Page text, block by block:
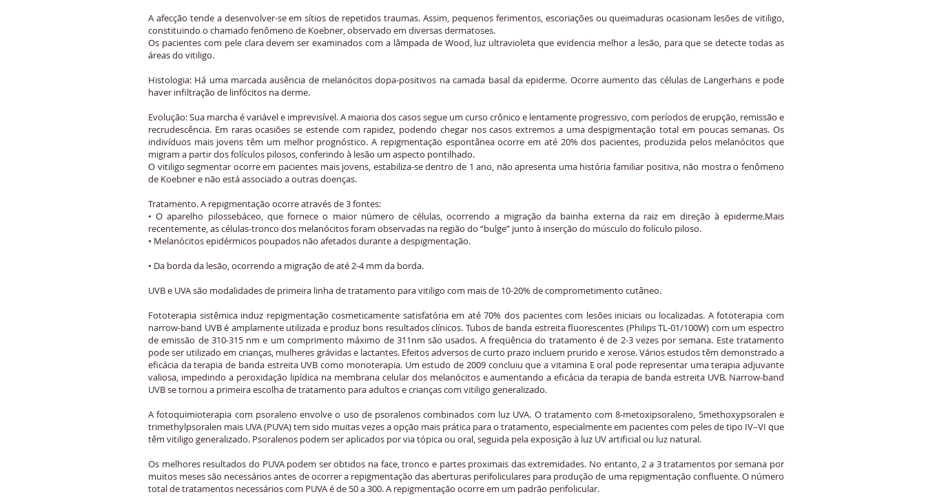
A afecção tende a desenvolver-se em sítios de repetidos traumas. Assim, pequenos ferimentos, escoriações ou queimaduras ocasionam lesões de vitiligo,
constituindo o chamado fenômeno de Koebner, observado em diversas dermatoses.
Os pacientes com pele clara devem ser examinados com a lâmpada de Wood, luz ultravioleta que evidencia melhor a lesão, para que se detecte todas as
áreas do vitiligo.
Histologia: Há uma marcada ausência de melanócitos dopa-positivos na camada basal da epiderme. Ocorre aumento das células de Langerhans e pode
haver infiltração de linfócitos na derme.
Evolução: Sua marcha é variável e imprevisível. A maioria dos casos segue um curso crônico e lentamente progressivo, com períodos de erupção, remissão e
recrudescência. Em raras ocasiões se estende com rapidez, podendo chegar nos casos extremos a uma despigmentação total em poucas semanas. Os
indivíduos mais jovens têm um melhor prognóstico. A repigmentação espontânea ocorre em até 20% dos pacientes, produzida pelos melanócitos que
migram a partir dos folículos pilosos, conferindo à lesão um aspecto pontilhado.
O vitiligo segmentar ocorre em pacientes mais jovens, estabiliza-se dentro de 1 ano, não apresenta uma história familiar positiva, não mostra o fenômeno
de Koebner e não está associado a outras doenças.
Tratamento. A repigmentação ocorre através de 3 fontes:
• O aparelho pilossebáceo, que fornece o maior número de células, ocorrendo a migração da bainha externa da raiz em direção à epiderme.Mais
recentemente, as células-tronco dos melanócitos foram observadas na região do “bulge” junto à inserção do músculo do folículo piloso.
• Melanócitos epidérmicos poupados não afetados durante a despigmentação.
• Da borda da lesão, ocorrendo a migração de até 2-4 mm da borda.
UVB e UVA são modalidades de primeira linha de tratamento para vitiligo com mais de 10-20% de comprometimento cutâneo.
Fototerapia sistêmica induz repigmentação cosmeticamente satisfatória em até 70% dos pacientes com lesões iniciais ou localizadas. A fototerapia com
narrow-band UVB é amplamente utilizada e produz bons resultados clínicos. Tubos de banda estreita fluorescentes (Philips TL-01/100W) com um espectro
de emissão de 310-315 nm e um comprimento máximo de 311nm são usados. A freqüência do tratamento é de 2-3 vezes por semana. Este tratamento
pode ser utilizado em crianças, mulheres grávidas e lactantes. Efeitos adversos de curto prazo incluem prurido e xerose. Vários estudos têm demonstrado a
eficácia da terapia de banda estreita UVB como monoterapia. Um estudo de 2009 concluiu que a vitamina E oral pode representar uma terapia adjuvante
valiosa, impedindo a peroxidação lipídica na membrana celular dos melanócitos e aumentando a eficácia da terapia de banda estreita UVB. Narrow-band
UVB se tornou a primeira escolha de tratamento para adultos e crianças com vitiligo generalizado.
A fotoquimioterapia com psoraleno envolve o uso de psoralenos combinados com luz UVA. O tratamento com 8-metoxipsoraleno, 5methoxypsoralen e
trimethylpsoralen mais UVA (PUVA) tem sido muitas vezes a opção mais prática para o tratamento, especialmente em pacientes com peles de tipo IV–VI que
têm vitiligo generalizado. Psoralenos podem ser aplicados por via tópica ou oral, seguida pela exposição à luz UV artificial ou luz natural.
Os melhores resultados do PUVA podem ser obtidos na face, tronco e partes proximais das extremidades. No entanto, 2 a 3 tratamentos por semana por
muitos meses são necessários antes de ocorrer a repigmentação das aberturas perifoliculares para produção de uma repigmentação confluente. O número
total de tratamentos necessários com PUVA é de 50 a 300. A repigmentação ocorre em um padrão perifolicular.